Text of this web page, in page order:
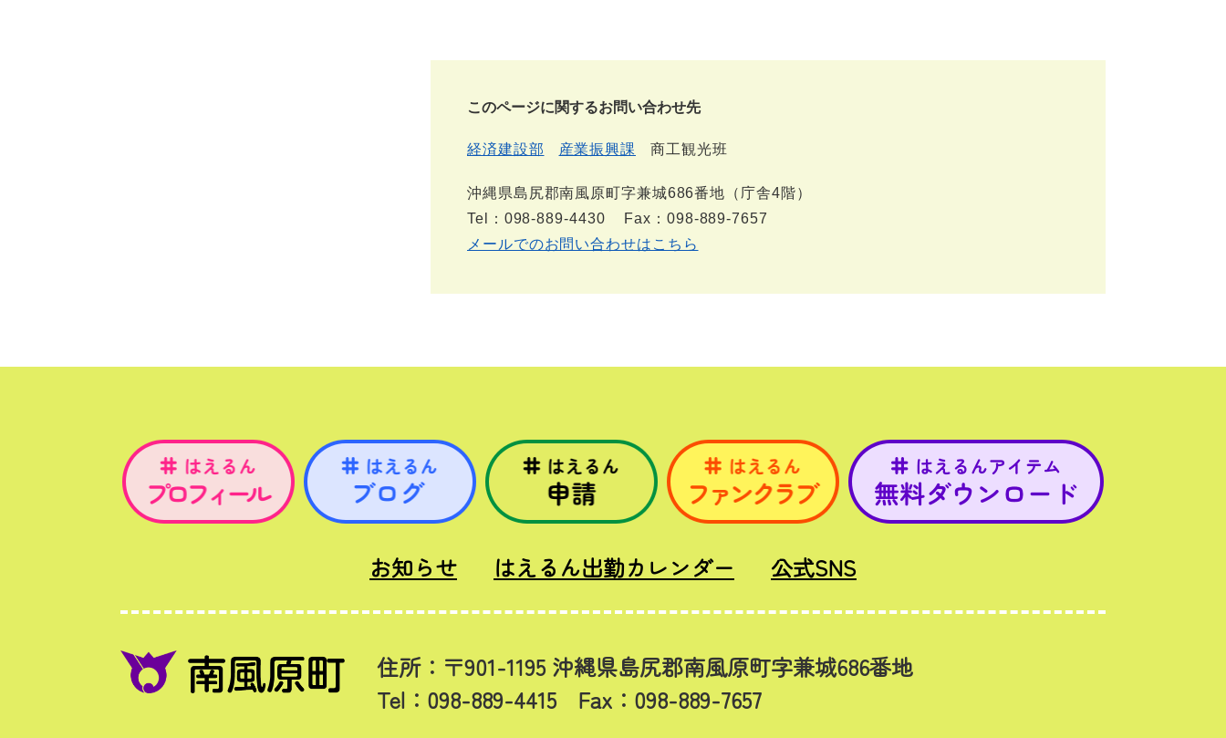
このページに関するお問い合わせ先
経済建設部 産業振興課 商工観光班
沖縄県島尻郡南風原町字兼城686番地（庁舎4階）
Tel：098-889-4430
Fax：098-889-7657
メールでのお問い合わせはこちら
お知らせ はえるん出勤カレンダー 公式SNS
住所：〒901-1195 沖縄県島尻郡南風原町字兼城686番地
Tel：098-889-4415 Fax：098-889-7657